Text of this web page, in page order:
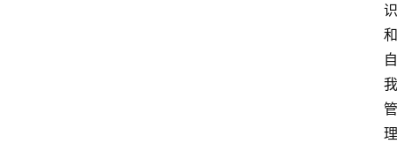
识
和
自
我
管
理